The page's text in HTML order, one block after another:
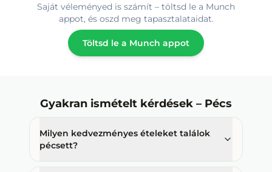
Saját véleményed is számít – töltsd le a Munch
appot, és oszd meg tapasztalataidat.
Töltsd le a Munch appot
Gyakran ismételt kérdések – Pécs
Milyen kedvezményes ételeket találok
pécsett?